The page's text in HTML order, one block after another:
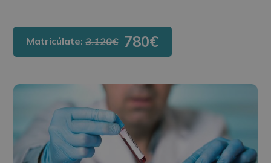
Matricúlate:3.120€ 780€